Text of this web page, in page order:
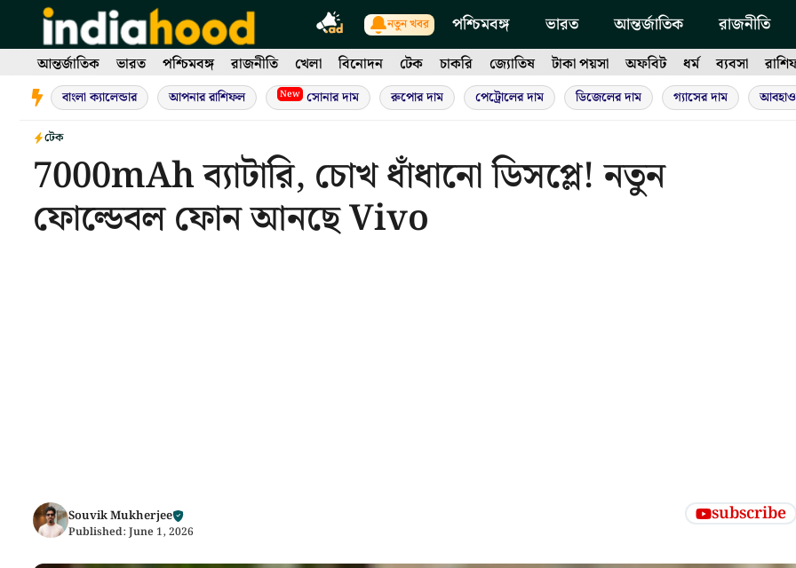
content
নতুন খবর পশ্চিমবঙ্গ ভারত আন্তর্জাতিক রাজনীতি
আন্তর্জাতিক ভারত পশ্চিমবঙ্গ রাজনীতি খেলা বিনোদন টেক চাকরি জ্যোতিষ টাকা পয়সা অফবিট ধর্ম ব্যবসা
বাংলা ক্যালেন্ডার আপনার রাশিফল New সোনার দাম রুপোর দাম পেট্রোলের দাম ডিজেলের দাম গ্যাসের দাম
টেক
7000mAh ব্যাটারি, চোখ ধাঁধানো ডিসপ্লে! নতুন
ফোল্ডেবল ফোন আনছে Vivo
Souvik Mukherjee
Published: June 1, 2026
subscribe